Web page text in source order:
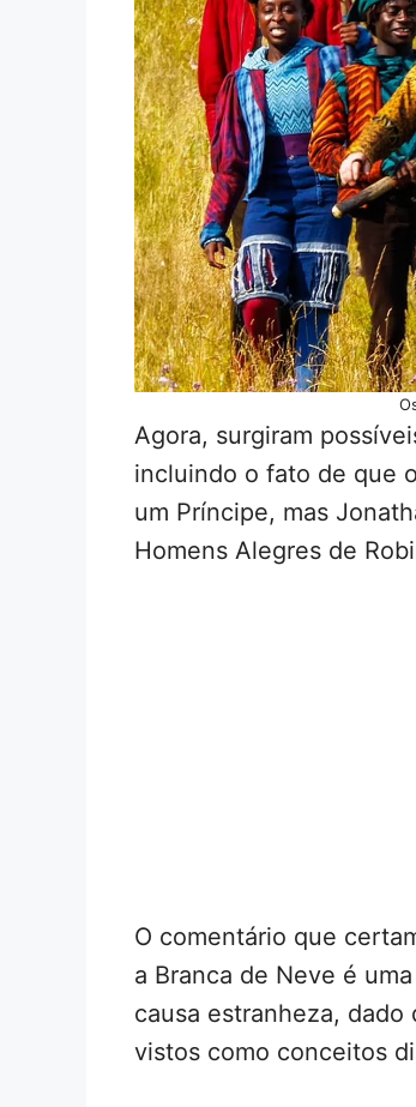
Agora, surgiram
incluindo o fato de que
um Príncipe, mas
Homens Alegres de
O comentário que
a Branca de Neve é
causa estranheza,
vistos como conceitos